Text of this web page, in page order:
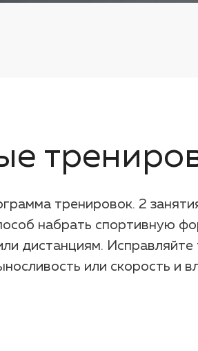
тренировок. 2
набрать спортивную
дистанциям. Исправляйте
или скорость и